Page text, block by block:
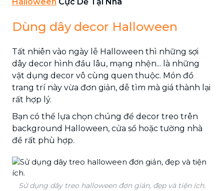
Dùng dây decor Halloween
Tất nhiên vào ngày lễ Halloween thì những sợi
dây decor hình đầu lâu, mạng nhện... là những
vật dụng decor vô cùng quen thuộc. Món đồ
trang trí này vừa đơn giản, dễ tìm mà giá thành lại
rất hợp lý.
Bạn có thể lựa chọn chúng để decor treo trên
background Halloween, cửa sổ hoặc tường nhà
đề rất phù hợp.
Sử dụng dây treo halloween đơn giản, đẹp và tiện ích.